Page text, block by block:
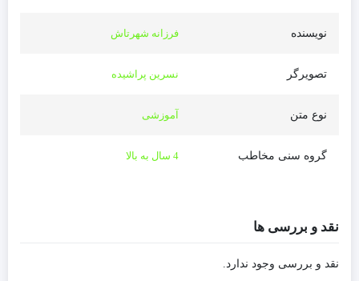
نویسنده فرزانه شهرتاش
تصویرگر نسرین پراشیده
نوع متن آموزشی
گروه سنی مخاطب 4 سال به بالا
نقد و بررسی ها
نقد و بررسی وجود ندارد.